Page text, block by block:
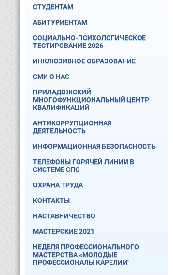
СТУДЕНТАМ
АБИТУРИЕНТАМ
СОЦИАЛЬНО-ПСИХОЛОГИЧЕСКОЕ
ТЕСТИРОВАНИЕ 2026
ИНКЛЮЗИВНОЕ ОБРАЗОВАНИЕ
СМИ О НАС
ПРИЛАДОЖСКИЙ
МНОГОФУНКЦИОНАЛЬНЫЙ ЦЕНТР
КВАЛИФИКАЦИЙ
АНТИКОРРУПЦИОННАЯ
ДЕЯТЕЛЬНОСТЬ
ИНФОРМАЦИОННАЯ БЕЗОПАСНОСТЬ
ТЕЛЕФОНЫ ГОРЯЧЕЙ ЛИНИИ В
СИСТЕМЕ СПО
ОХРАНА ТРУДА
КОНТАКТЫ
НАСТАВНИЧЕСТВО
МАСТЕРСКИЕ 2021
НЕДЕЛЯ ПРОФЕССИОНАЛЬНОГО
МАСТЕРСТВА «МОЛОДЫЕ
ПРОФЕССИОНАЛЫ КАРЕЛИИ"